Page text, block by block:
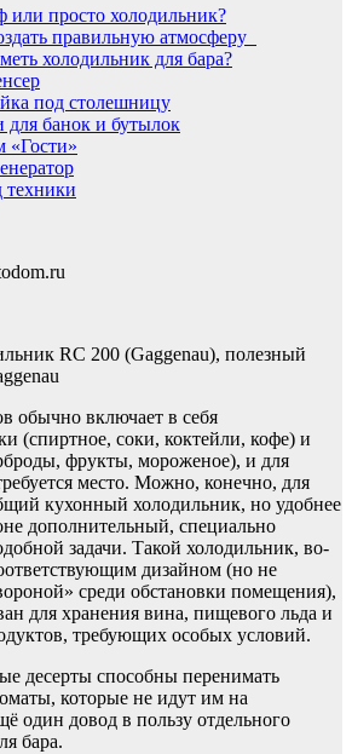
просто холодильник?
правильную атмосферу
холодильник для бара?
под столешницу
для банок и бутылок
«Гости»
RC 200 (Gaggenau), полезный
обычно включает в себя
(спиртное, соки, коктейли, кофе) и
фрукты, мороженое), и для
место. Можно, конечно, для
кухонный холодильник, но удобнее
дополнительный, специально
задачи. Такой холодильник, во-
дизайном (но не
среди обстановки помещения),
для хранения вина, пищевого льда и
требующих особых условий.
десерты способны перенимать
которые не идут им на
один довод в пользу отдельного
бара.